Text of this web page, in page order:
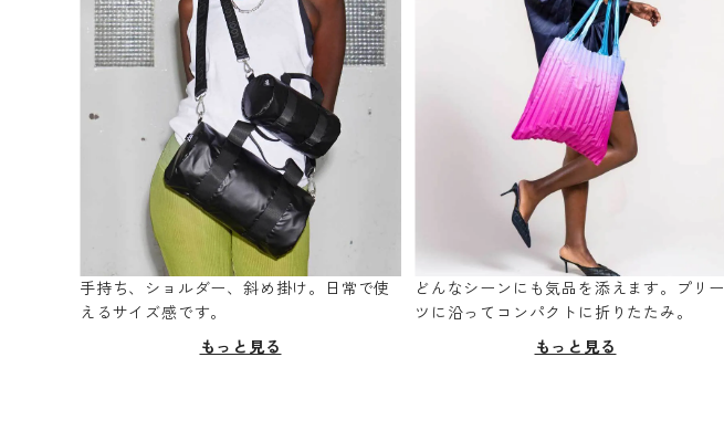
手持ち、ショルダー、斜め掛け。日常で使
えるサイズ感です。
もっと見る
どんなシーンにも気品を添えます。プリー
ツに沿ってコンパクトに折りたたみ。
もっと見る